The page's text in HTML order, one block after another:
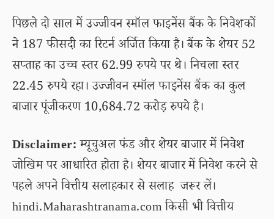
पिछले दो साल में उज्जीवन स्मॉल फाइनेंस बैंक के निवेशकों
ने 187 फीसदी का रिटर्न अर्जित किया है। बैंक के शेयर 52
सप्ताह का उच्च स्तर 62.99 रुपये पर थे। निचला स्तर
22.45 रुपये रहा। उज्जीवन स्मॉल फाइनेंस बैंक का कुल
बाजार पूंजीकरण 10,684.72 करोड़ रुपये है।
Disclaimer:म्यूचुअल फंड और शेयर बाजार में निवेश
जोखिम पर आधारित होता है। शेयर बाजार में निवेश करने से
पहले अपने वित्तीय सलाहकार से सलाह जरूर लें।
hindi.Maharashtranama.com किसी भी वित्तीय